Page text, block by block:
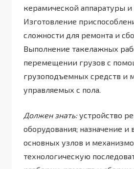
керамической аппаратуры
Изготовление
сложности для ремонта и
Выполнение такелажных
перемещении грузов с
грузоподъемных средств и
управляемых с пола.
Должен знать:устройство
оборудования; назначение и
основных узлов и
технологическую